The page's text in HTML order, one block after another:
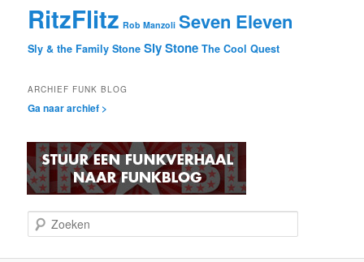
RitzFlitz Rob Manzoli Seven Eleven
Sly & the Family Stone Sly Stone The Cool Quest
ARCHIEF FUNK BLOG
Ga naar archief >
o